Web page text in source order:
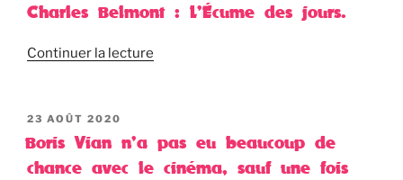
Charles Belmont : L’Écume des jours.
Continuer la lecture
PUBLIÉ
23 AOÛT 2020
Boris Vian n’a pas eu beaucoup de
chance avec le cinéma, sauf une fois